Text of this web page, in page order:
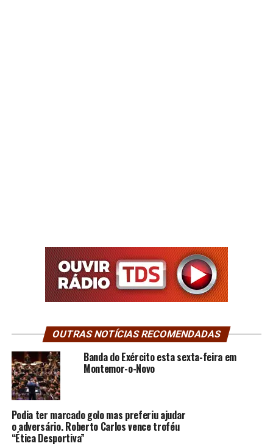
OUTRAS NOTÍCIAS RECOMENDADAS
Banda do Exército esta sexta-feira em
Montemor-o-Novo
Podia ter marcado golo mas preferiu ajudar
o adversário. Roberto Carlos vence troféu
“Ética Desportiva”